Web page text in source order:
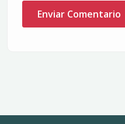
Enviar Comentario